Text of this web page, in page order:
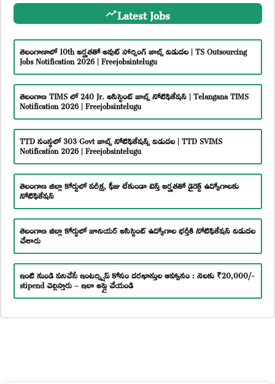
Latest Jobs
తెలంగాణాలో 10th అర్హతతో అవుట్ సోర్సింగ్ జాబ్స్ విడుదల | TS Outsourcing
Jobs Notification 2026 | Freejobsintelugu
తెలంగాణ TIMS లో 240 Jr. అసిస్టెంట్ జాబ్స్ నోటిఫికేషన్ | Telangana TIMS
Notification 2026 | Freejobsintelugu
TTD సంస్థలో 303 Govt జాబ్స్ నోటిఫికేషన్స్ విడుదల | TTD SVIMS
Notification 2026 | Freejobsintelugu
తెలంగాణ జిల్లా కోర్టులో పరీక్ష, ఫీజు లేకుండా టెన్త్ అర్హతతో డైరెక్ట్ ఉద్యోగాలకు
నోటిఫికేషన్
తెలంగాణ జిల్లా కోర్టులో జూనియర్ అసిస్టెంట్ ఉద్యోగాల భర్తీకి నోటిఫికేషన్ విడుదల
చేశారు
ఇంటి నుండి పనిచేసే ఇంటర్న్షిప్ కోసం దరఖాస్తుల ఆహ్వానం : నెలకు ₹20,000/-
stipend చెల్లిస్తారు – ఇలా అప్లై చేయండి